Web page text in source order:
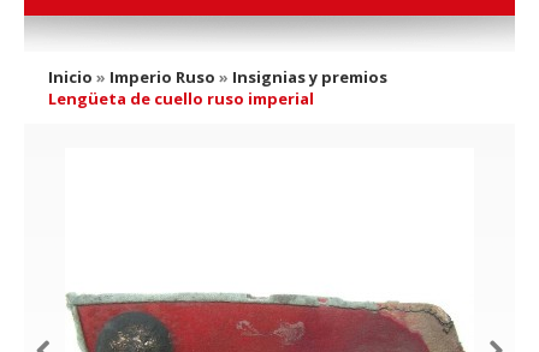
Inicio » Imperio Ruso » Insignias y premios
Lengüeta de cuello ruso imperial